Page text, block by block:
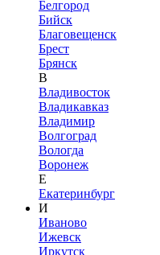
Белгород
Бийск
Благовещенск
Брест
Брянск
В
Владивосток
Владикавказ
Владимир
Волгоград
Вологда
Воронеж
Е
Екатеринбург
И
Иваново
Ижевск
Иркутск